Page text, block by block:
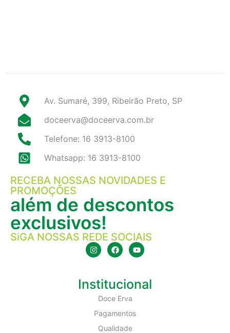
Av. Sumaré, 399, Ribeirão Preto, SP
doceerva@doceerva.com.br
Telefone: 16 3913-8100
Whatsapp: 16 3913-8100
RECEBA NOSSAS NOVIDADES E
PROMOÇÕES
além de descontos
exclusivos!
SiGA NOSSAS REDE SOCIAIS
Institucional
Doce Erva
Pagamentos
Qualidade